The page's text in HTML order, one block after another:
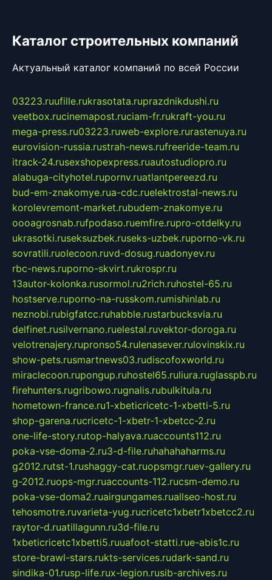
Каталог строительных компаний
Актуальный каталог компаний по всей России
03223.ruufille.rukrasotata.ruprazdnikdushi.ru
veetbox.rucinemapost.ruciam-fr.rukraft-you.ru
mega-press.ru03223.ruweb-explore.rurastenuya.ru
eurovision-russia.rustrah-news.rufreeride-team.ru
itrack-24.rusexshopexpress.ruautostudiopro.ru
alabuga-cityhotel.rupornv.ruatlantpereezd.ru
bud-em-znakomye.rua-cdc.ruelektrostal-news.ru
korolevremont-market.rubudem-znakomye.ru
oooagrosnab.rufpodaso.ruemfire.rupro-otdelky.ru
ukrasotki.ruseksuzbek.ruseks-uzbek.ruporno-vk.ru
sovratili.ruolecoon.ruvd-dosug.ruadonyev.ru
rbc-news.ruporno-skvirt.rukrospr.ru
13autor-kolonka.rusormol.ru2rich.ruhostel-65.ru
hostserve.ruporno-na-russkom.rumishinlab.ru
neznobi.rubigfatcc.ruhabble.rustarbucksvia.ru
delfinet.rusilvernano.ruelestal.ruvektor-doroga.ru
velotrenajery.rupronso54.rulenasever.rulovinskix.ru
show-pets.rusmartnews03.rudiscofoxworld.ru
miraclecoon.rupongup.ruhostel65.ruliura.ruglasspb.ru
firehunters.rugribowo.rugnalis.rubulkitula.ru
hometown-france.ru1-xbeticricetc-1-xbetti-5.ru
shop-garena.rucricetc-1-xbetr-1-xbetcc-2.ru
one-life-story.rutop-halyava.ruaccounts112.ru
poka-vse-doma-2.ru3-d-file.ruhahahaharms.ru
g2012.rutst-1.rushaggy-cat.ruopsmgr.ruev-gallery.ru
g-2012.ruops-mgr.ruaccounts-112.rucsm-demo.ru
poka-vse-doma2.ruairgungames.ruallseo-host.ru
tehosmotre.ruvarieta-yug.rucricetc1xbetr1xbetcc2.ru
raytor-d.ruatillagunn.ru3d-file.ru
1xbeticricetc1xbetti5.ruuafoot-statti.rue-abis1c.ru
store-brawl-stars.rukts-services.rudark-sand.ru
sindika-01.rusp-life.rux-legion.rusib-archives.ru